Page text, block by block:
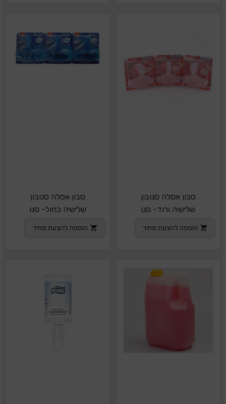
סבון אסלה סנובון
שלישיה ורוד- סנו
הוספה להצעת מחיר
סבון אסלה סנובון
שלישיה כחול- סנו
הוספה להצעת מחיר